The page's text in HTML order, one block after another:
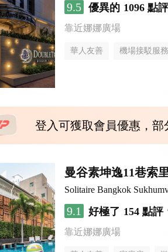
9.5 優異的 1096 點評
靠近娜娜廣場
華人友善 機場接駁服務
登入可獲取會員優惠，
曼谷素坤逸11巷索
Solitaire Bangkok
9.1 好極了 154 點評
靠近娜娜廣場